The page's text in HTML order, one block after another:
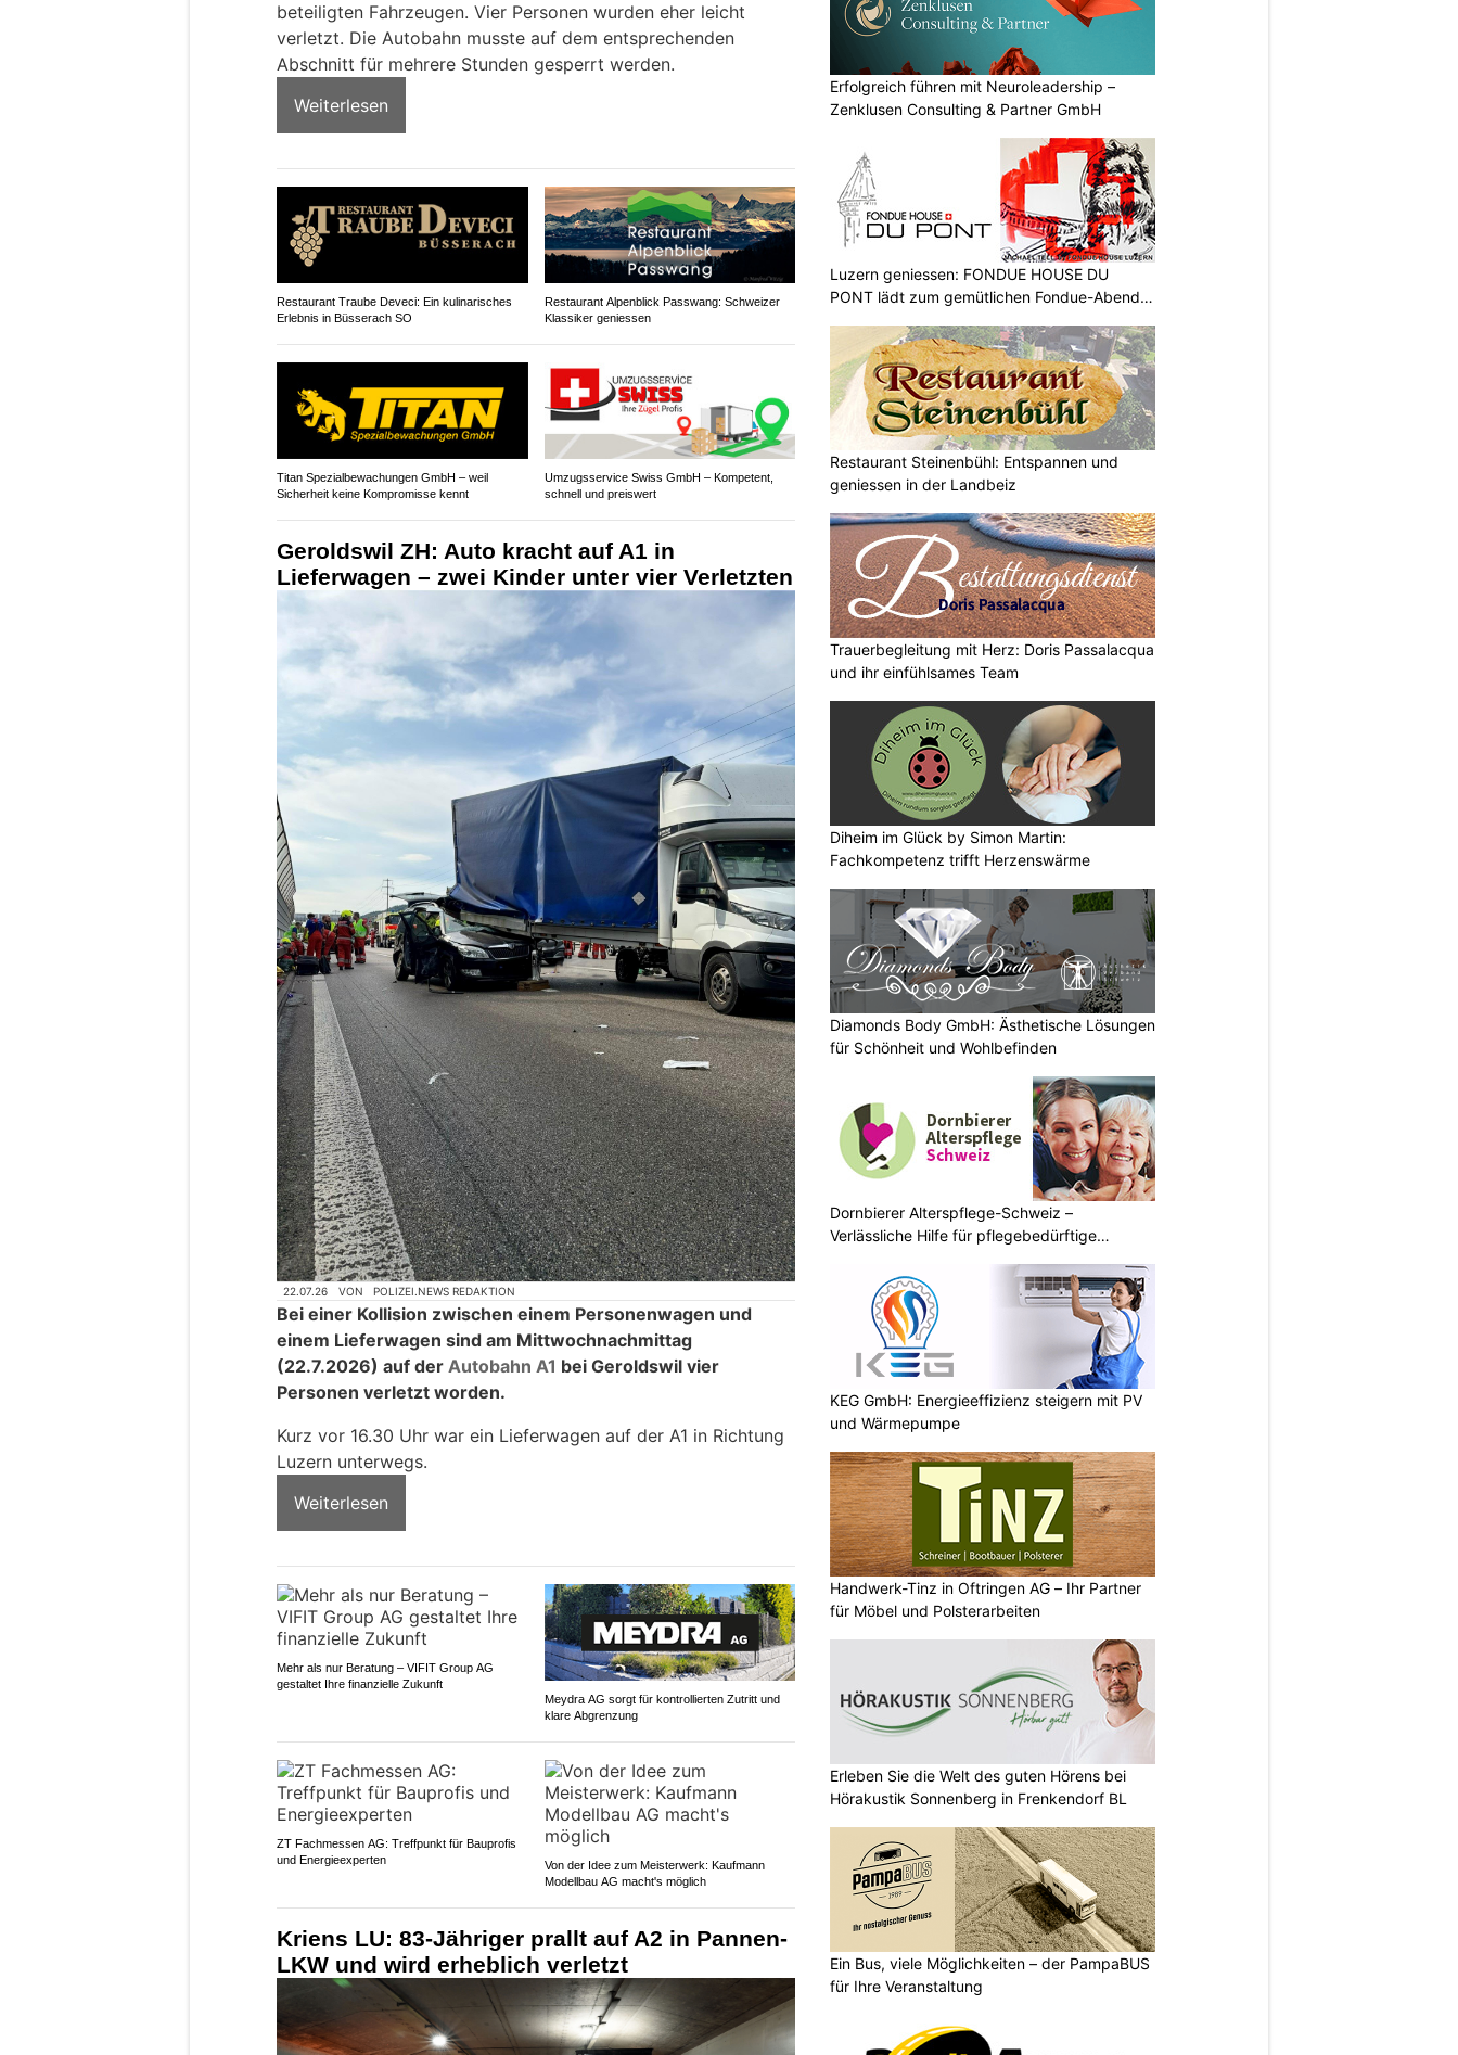
beteiligten Fahrzeugen. Vier Personen wurden eher leicht
verletzt. Die Autobahn musste auf dem entsprechenden
Abschnitt für mehrere Stunden gesperrt werden.
Weiterlesen
Restaurant Traube Deveci: Ein kulinarisches
Erlebnis in Büsserach SO
Restaurant Alpenblick Passwang: Schweizer
Klassiker geniessen
Titan Spezialbewachungen GmbH – weil
Sicherheit keine Kompromisse kennt
Umzugsservice Swiss GmbH – Kompetent,
schnell und preiswert
Geroldswil ZH: Auto kracht auf A1 in
Lieferwagen – zwei Kinder unter vier Verletzten
22.07.26 VON POLIZEI.NEWS REDAKTION
Bei einer Kollision zwischen einem Personenwagen und
einem Lieferwagen sind am Mittwochnachmittag
(22.7.2026) auf der Autobahn A1 bei Geroldswil vier
Personen verletzt worden.
Kurz vor 16.30 Uhr war ein Lieferwagen auf der A1 in Richtung
Luzern unterwegs.
Weiterlesen
Mehr als nur Beratung – VIFIT Group AG
gestaltet Ihre finanzielle Zukunft
Meydra AG sorgt für kontrollierten Zutritt und
klare Abgrenzung
ZT Fachmessen AG: Treffpunkt für Bauprofis
und Energieexperten
Von der Idee zum Meisterwerk: Kaufmann
Modellbau AG macht's möglich
Kriens LU: 83-Jähriger prallt auf A2 in Pannen-
LKW und wird erheblich verletzt
Erfolgreich führen mit Neuroleadership –
Zenklusen Consulting & Partner GmbH
Luzern geniessen: FONDUE HOUSE DU
PONT lädt zum gemütlichen Fondue-Abend
Restaurant Steinenbühl: Entspannen und
geniessen in der Landbeiz
Trauerbegleitung mit Herz: Doris Passalacqua
und ihr einfühlsames Team
Diheim im Glück by Simon Martin:
Fachkompetenz trifft Herzenswärme
Diamonds Body GmbH: Ästhetische Lösungen
für Schönheit und Wohlbefinden
Dornbierer Alterspflege-Schweiz –
Verlässliche Hilfe für pflegebedürftige
KEG GmbH: Energieeffizienz steigern mit PV
und Wärmepumpe
Handwerk-Tinz in Oftringen AG – Ihr Partner
für Möbel und Polsterarbeiten
Erleben Sie die Welt des guten Hörens bei
Hörakustik Sonnenberg in Frenkendorf BL
Ein Bus, viele Möglichkeiten – der PampaBUS
für Ihre Veranstaltung